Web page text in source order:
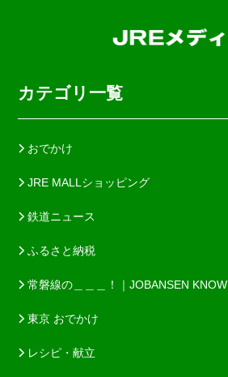
カテゴリ一覧
おでかけ
JRE MALLショッピング
鉄道ニュース
ふるさと納税
常磐線の＿＿＿！｜JOBANSEN KNOW
東京 おでかけ
レシピ・献立